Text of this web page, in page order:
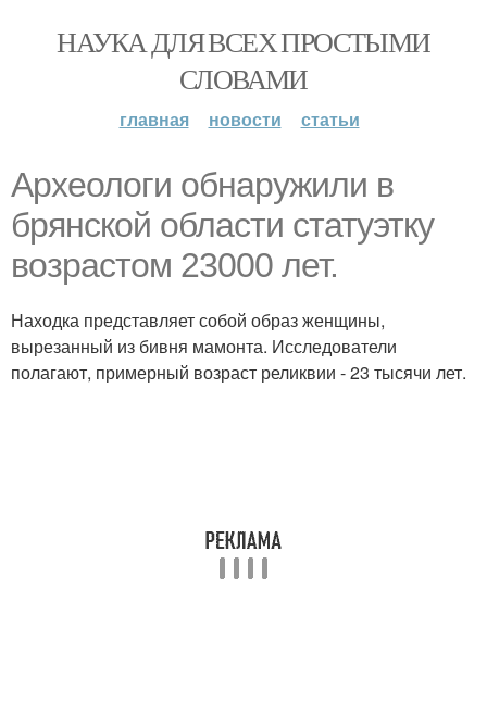
НАУКА ДЛЯ ВСЕХ ПРОСТЫМИ
СЛОВАМИ
главная новости статьи
Археологи обнаружили в
брянской области статуэтку
возрастом 23000 лет.
Находка представляет собой образ женщины,
вырезанный из бивня мамонта. Исследователи
полагают, примерный возраст реликвии - 23 тысячи лет.